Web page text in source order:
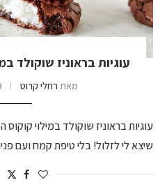
עוגיות בראוניז שוקולד
מאת רחלי קרוט
עוגיות בראוניז שוקולד במילוי
שיצא לי לזלול! בלי טיפת קמח ועם